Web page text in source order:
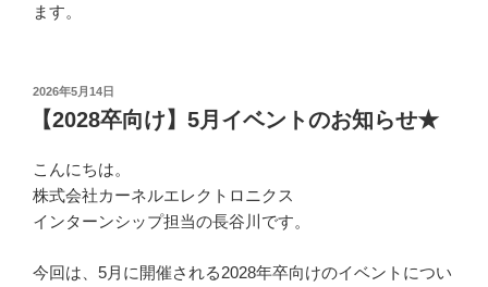
ます。
投
日:
2026年5月14日
【2028卒向け】5月イベントのお知らせ★
こんにちは。
株式会社カーネルエレクトロニクス
インターンシップ担当の長谷川です。
今回は、5月に開催される2028年卒向けのイベントについ